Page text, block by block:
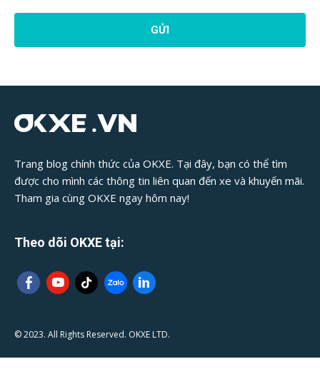
Hồi
Viết:
Trang blog chính thức của OKXE. Tại đây, bạn có thể tìm
được cho mình các thông tin liên quan đến xe và khuyến mãi.
Tham gia cùng OKXE ngay hôm nay!
Theo dõi OKXE tại:
© 2023. All Rights Reserved. OKXE LTD.